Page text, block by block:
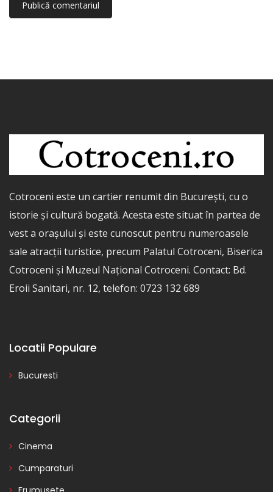
Cotroceni este un cartier renumit din București, cu o
istorie și cultură bogată. Acesta este situat în partea de
vest a orașului și este cunoscut pentru numeroasele
sale atracții turistice, precum Palatul Cotroceni, Biserica
Cotroceni și Muzeul Național Cotroceni. Contact: Bd.
Eroii Sanitari, nr. 12, telefon: 0723 132 689
Locatii Populare
Bucuresti
Categorii
Cinema
Cumparaturi